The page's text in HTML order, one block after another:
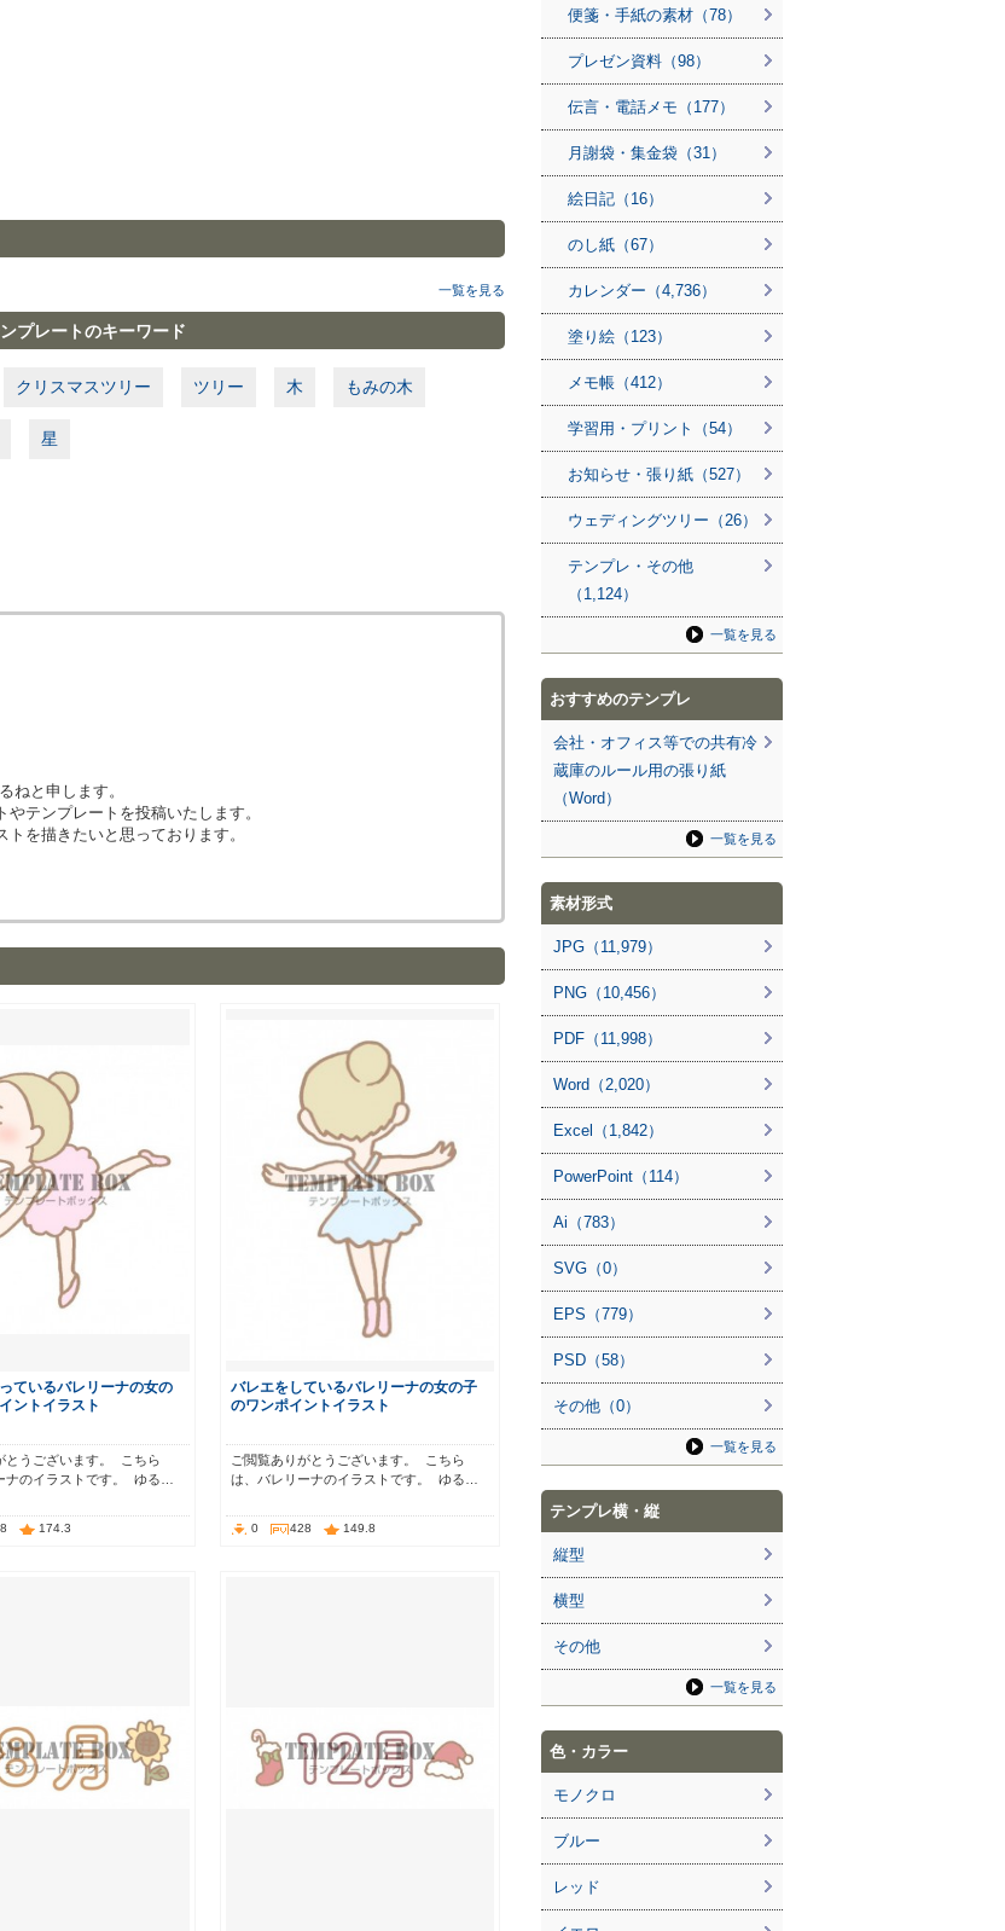
一覧を見る
プレートのキーワード
クリスマスツリー ツリー 木 もみの木
星
ねと申します。
テンプレートを投稿いたします。
を描きたいと思っております。
ているバレリーナの女の
ントイラスト
とうございます。 こちら
ナのイラストです。 ゆる…
174.3
バレエをしているバレリーナの女の子
のワンポイントイラスト
ご閲覧ありがとうございます。 こちら
は、バレリーナのイラストです。 ゆる…
0 428 149.8
便箋・手紙の素材（78）
プレゼン資料（98）
伝言・電話メモ（177）
月謝袋・集金袋（31）
絵日記（16）
のし紙（67）
カレンダー（4,736）
塗り絵（123）
メモ帳（412）
学習用・プリント（54）
お知らせ・張り紙（527）
ウェディングツリー（26）
テンプレ・その他
（1,124）
一覧を見る
おすすめのテンプレ
会社・オフィス等での共有冷
蔵庫のルール用の張り紙
（Word）
一覧を見る
素材形式
JPG（11,979）
PNG（10,456）
PDF（11,998）
Word（2,020）
Excel（1,842）
PowerPoint（114）
Ai（783）
SVG（0）
EPS（779）
PSD（58）
その他（0）
一覧を見る
テンプレ横・縦
縦型
横型
その他
一覧を見る
色・カラー
モノクロ
ブルー
レッド